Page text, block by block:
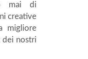
mai di
creative
migliore
nostri